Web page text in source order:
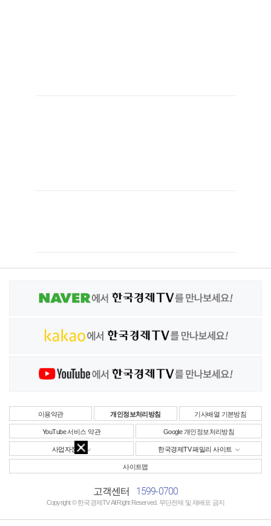
이용약관 개인정보처리방침 기사배열 기본방침
YouTube 서비스 약관 Google 개인정보처리방침
사업자정보 한국경제TV 패밀리 사이트
사이트맵
고객센터 1599-0700
Copyright © 한국경제TV All Right Reserved. 무단전재 및 재배포 금지